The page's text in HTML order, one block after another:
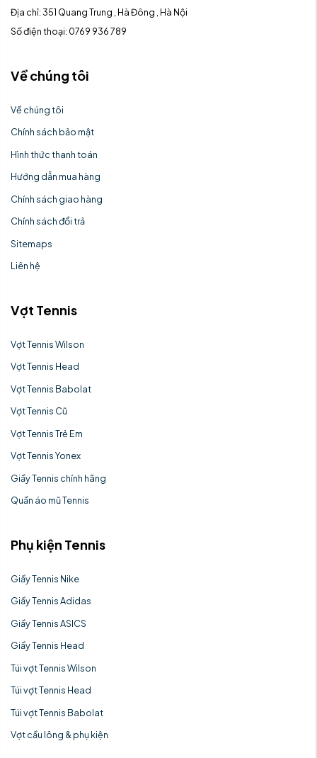
Địa chỉ: 351 Quang Trung , Hà Đông , Hà Nội
Số điện thoại: 0769 936 789
Về chúng tôi
Về chúng tôi
Chính sách bảo mật
Hình thức thanh toán
Hướng dẫn mua hàng
Chính sách giao hàng
Chính sách đổi trả
Sitemaps
Liên hệ
Vợt Tennis
Vợt Tennis Wilson
Vợt Tennis Head
Vợt Tennis Babolat
Vợt Tennis Cũ
Vợt Tennis Trẻ Em
Vợt Tennis Yonex
Giầy Tennis chính hãng
Quần áo mũ Tennis
Phụ kiện Tennis
Giầy Tennis Nike
Giầy Tennis Adidas
Giầy Tennis ASICS
Giầy Tennis Head
Túi vợt Tennis Wilson
Túi vợt Tennis Head
Túi vợt Tennis Babolat
Vợt cầu lông & phụ kiện